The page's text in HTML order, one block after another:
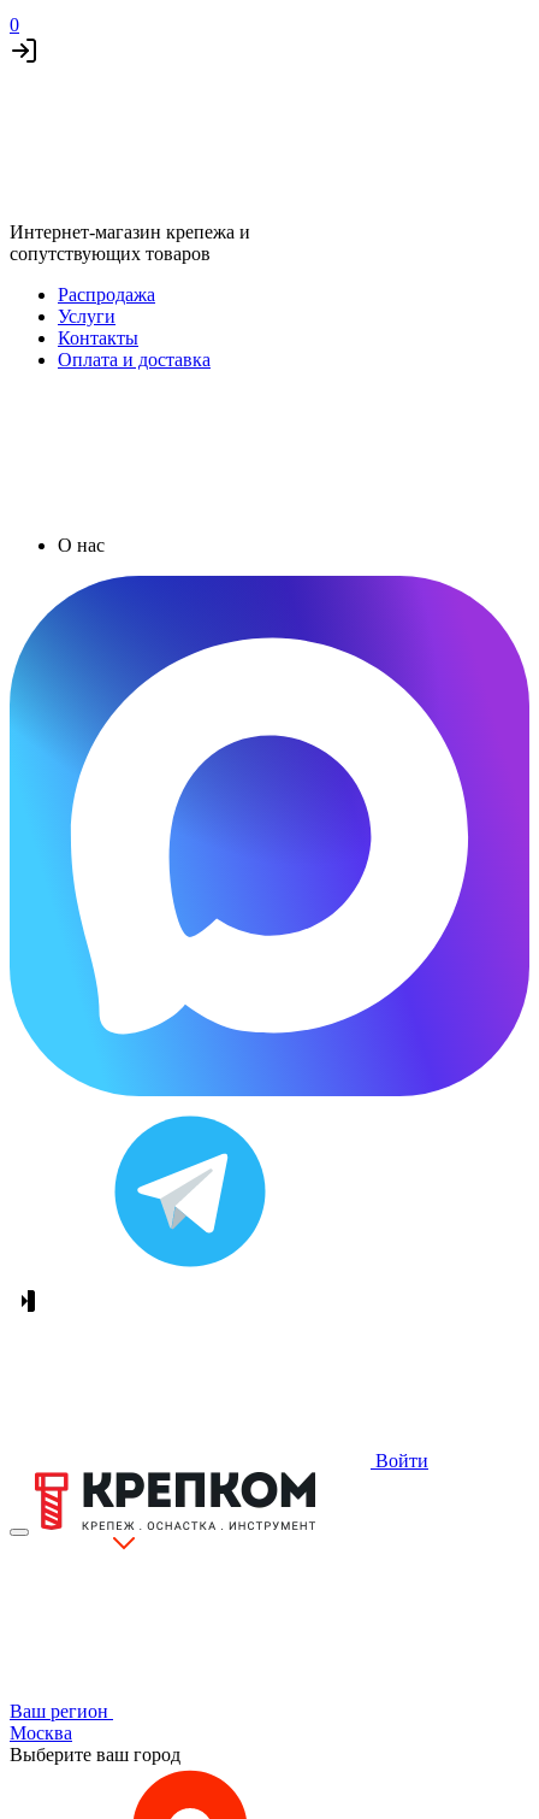
0
Интернет-магазин крепежа и
сопутствующих товаров
Распродажа
Услуги
Контакты
Оплата и доставка
О нас
Войти
Ваш регион
Москва
Выберите ваш город